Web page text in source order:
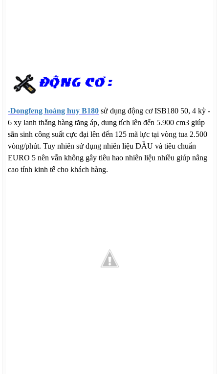
-Dongfeng hoàng huy B180 sử dụng động cơ ISB180 50, 4 kỳ -
6 xy lanh thẳng hàng tăng áp, dung tích lên đến 5.900 cm3 giúp
sãn sinh công suất cực đại lên đến 125 mã lực tại vòng tua 2.500
vòng/phút. Tuy nhiên sử dụng nhiên liệu DẦU và tiêu chuẩn
EURO 5 nên vẫn không gây tiêu hao nhiên liệu nhiều giúp nâng
cao tính kinh tế cho khách hàng.